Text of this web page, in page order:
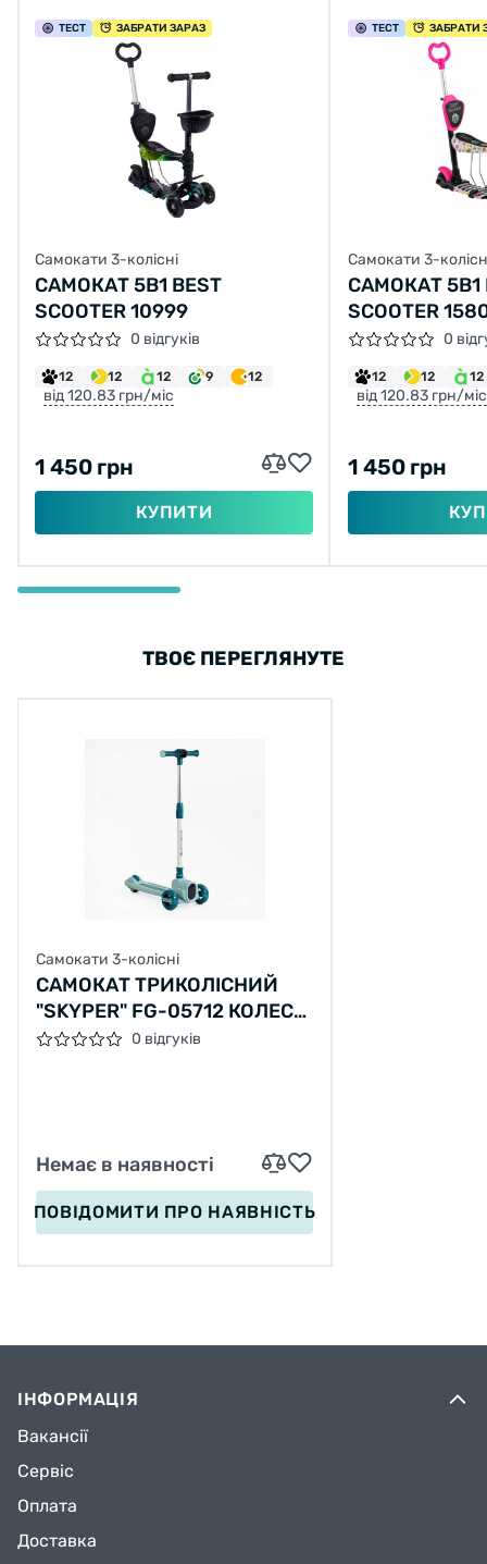
ТЕСТ ЗАБРАТИ ЗАРАЗ
Самокати 3-колісні
САМОКАТ 5В1 BEST
SCOOTER 10999
0 відгуків
12 12 12 9 12
від 120.83 грн/міс
1 450 грн
КУПИТИ
ТЕСТ ЗАБРАТИ
Самокати 3-
САМОКАТ 5В1
SCOOTER
0
12 12 12
від 120.83 грн/міс
1 450 грн
ТВОЄ ПЕРЕГЛЯНУТЕ
Самокати 3-колісні
САМОКАТ ТРИКОЛІСНИЙ
"SKYPER" FG-05712 КОЛЕСА
PU 125Х47ММ ЗІ СВІТЛОМ,
0 відгуків
Немає в наявності
ПОВІДОМИТИ ПРО НАЯВНІСТЬ
ІНФОРМАЦІЯ
Вакансії
Сервіс
Оплата
Доставка